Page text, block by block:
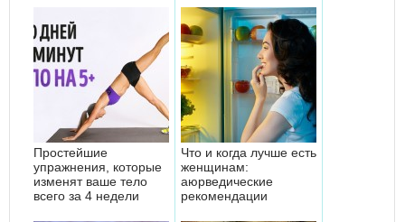
Простейшие
упражнения, которые
изменят ваше тело
всего за 4 недели
Что и когда лучше есть
женщинам:
аюрведические
рекомендации